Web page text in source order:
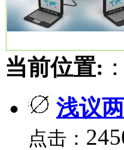
当前位置: ：
浅议
点击：